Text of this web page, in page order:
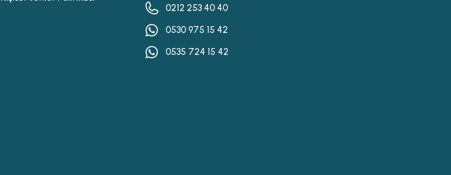
0212 253 40 40
0530 975 15 42
0535 724 15 42